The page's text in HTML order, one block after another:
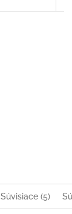
Súvisiace (5)